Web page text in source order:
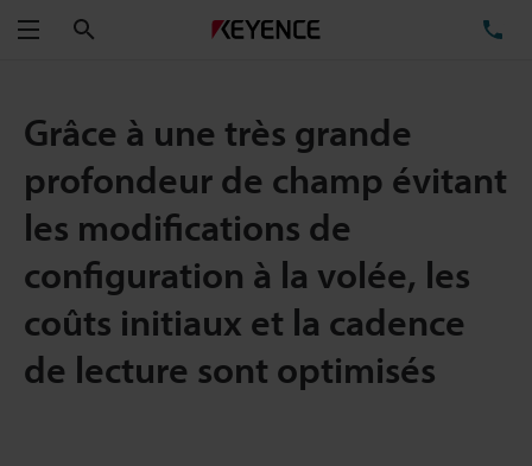
Menu
Grâce à une très grande
profondeur de champ évitant
les modifications de
configuration à la volée, les
coûts initiaux et la cadence
de lecture sont optimisés